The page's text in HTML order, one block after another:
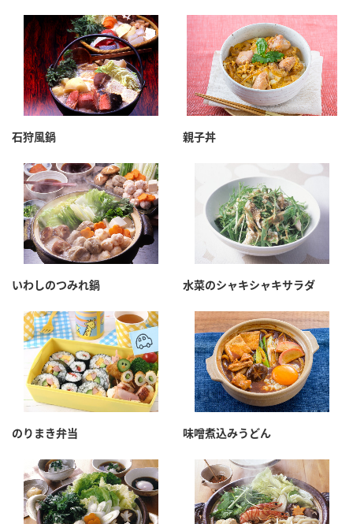
お酢ドリンク ぽん酢
みりん風・料理酒 鍋用調味料
つゆ
スープ 中華
クイック調味料 レモン果汁
ふりかけ おすしの素
納豆 Fibee
ブランド・スペシャルサイト
ブランド・スペシャルサイト トップ
商品ブランドサイト
カンタン酢
お酢ドリンク
味ぽん
ぽん酢
かおりの蔵
つゆ
鍋なび
納豆のサイト
PIN印
三ツ判山吹
千夜
スペシャルサイト
お酢を知ろう！
企業情報
ミツカングループについて
企業理念
ミツカンの歴史
ミツカンを知る
環境への取り組み
水の文化センター（アーカイブ）
ZENB initiative
MIM（ミツカンミュージアム）
採用情報
お客様相談センター
お客様の声をいかしました
よくあるご質問
石狩風鍋 親子丼
いわしのつみれ鍋 水菜のシャキシャキサラダ
のりまき弁当 味噌煮込みうどん